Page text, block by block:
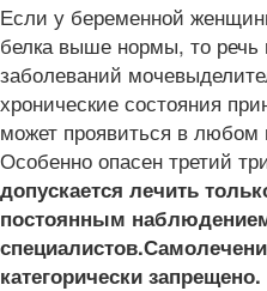
Если у беременной
белка выше нормы, то
заболеваний
хронические состояния
может проявиться в любом
Особенно опасен третий
допускается лечить
постоянным
специалистов.
категорически запрещено.